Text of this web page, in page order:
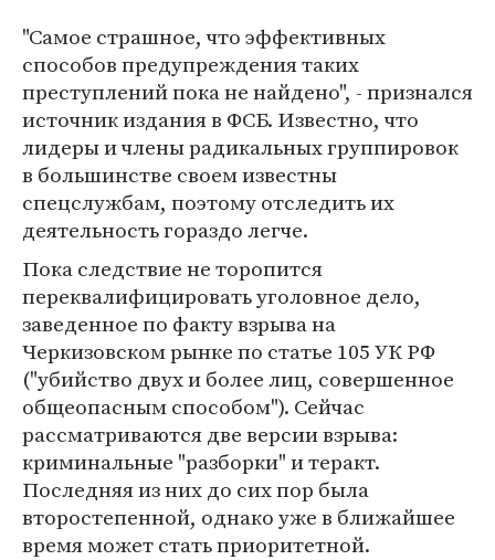
"Самое страшное, что эффективных
способов предупреждения таких
преступлений пока не найдено", - признался
источник издания в ФСБ. Известно, что
лидеры и члены радикальных группировок
в большинстве своем известны
спецслужбам, поэтому отследить их
деятельность гораздо легче.
Пока следствие не торопится
переквалифицировать уголовное дело,
заведенное по факту взрыва на
Черкизовском рынке по статье 105 УК РФ
("убийство двух и более лиц, совершенное
общеопасным способом"). Сейчас
рассматриваются две версии взрыва:
криминальные "разборки" и теракт.
Последняя из них до сих пор была
второстепенной, однако уже в ближайшее
время может стать приоритетной.